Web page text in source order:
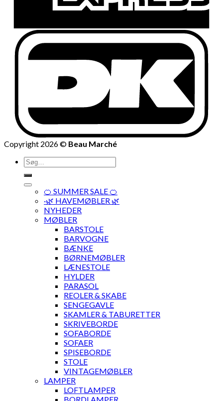
Copyright 2026 © Beau Marché
Søg
efter:
🍊 SUMMER SALE 🍊
·🌿 HAVEMØBLER 🌿
NYHEDER
MØBLER
BARSTOLE
BARVOGNE
BÆNKE
BØRNEMØBLER
LÆNESTOLE
HYLDER
PARASOL
REOLER & SKABE
SENGEGAVLE
SKAMLER & TABURETTER
SKRIVEBORDE
SOFABORDE
SOFAER
SPISEBORDE
STOLE
VINTAGEMØBLER
LAMPER
LOFTLAMPER